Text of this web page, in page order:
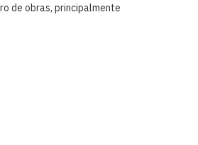
de obras, principalmente